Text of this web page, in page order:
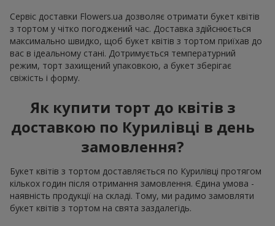
Сервіс доставки Flowers.ua дозволяє отримати букет квітів
з тортом у чітко погоджений час. Доставка здійснюється
максимально швидко, щоб букет квітів з тортом приїхав до
вас в ідеальному стані. Дотримується температурний
режим, торт захищений упаковкою, а букет зберігає
свіжість і форму.
Як купити торт до квітів з
доставкою по Курилівці в день
замовлення?
Букет квітів з тортом доставляється по Курилівці протягом
кількох годин після отримання замовлення. Єдина умова -
наявність продукції на складі. Тому, ми радимо замовляти
букет квітів з тортом на свята заздалегідь.